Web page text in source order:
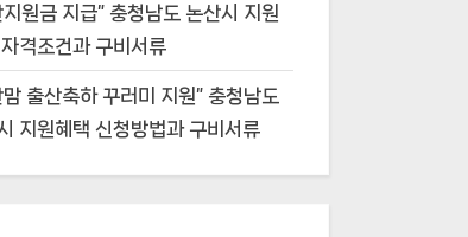
지원금 지급” 충청남도 논산시 지원
격조건과 구비서류
맘 출산축하 꾸러미 지원” 충청남도
지원혜택 신청방법과 구비서류